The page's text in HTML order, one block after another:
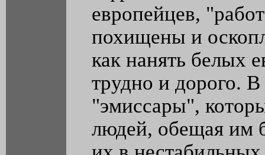
европейцев,
похищены и
как нанять белых
трудно и дорого.
"эмиссары",
людей, обещая им